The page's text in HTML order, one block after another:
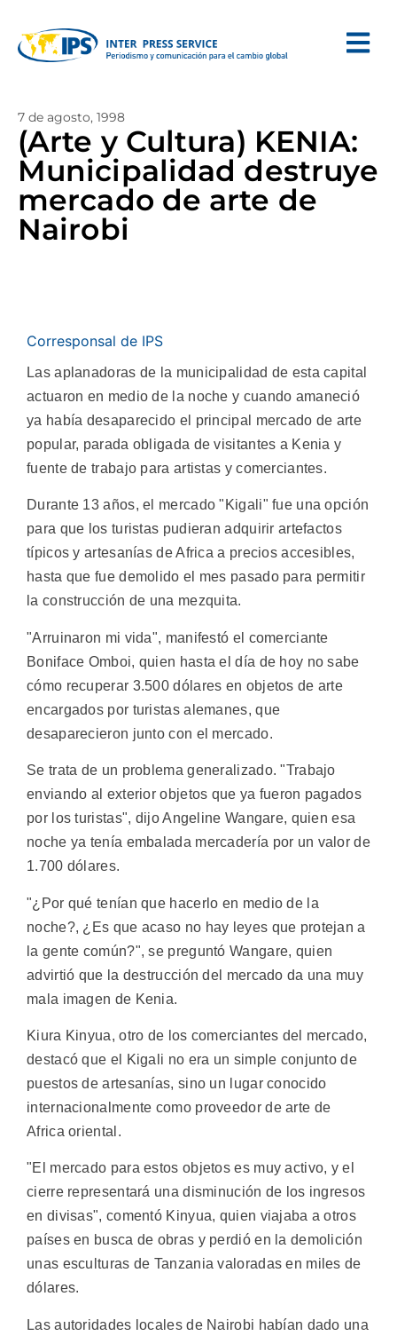
7 de agosto, 1998
(Arte y Cultura) KENIA:
Municipalidad destruye
mercado de arte de
Nairobi
Corresponsal de IPS
Las aplanadoras de la municipalidad de esta capital
actuaron en medio de la noche y cuando amaneció
ya había desaparecido el principal mercado de arte
popular, parada obligada de visitantes a Kenia y
fuente de trabajo para artistas y comerciantes.
Durante 13 años, el mercado "Kigali" fue una opción
para que los turistas pudieran adquirir artefactos
típicos y artesanías de Africa a precios accesibles,
hasta que fue demolido el mes pasado para permitir
la construcción de una mezquita.
"Arruinaron mi vida", manifestó el comerciante
Boniface Omboi, quien hasta el día de hoy no sabe
cómo recuperar 3.500 dólares en objetos de arte
encargados por turistas alemanes, que
desaparecieron junto con el mercado.
Se trata de un problema generalizado. "Trabajo
enviando al exterior objetos que ya fueron pagados
por los turistas", dijo Angeline Wangare, quien esa
noche ya tenía embalada mercadería por un valor de
1.700 dólares.
"¿Por qué tenían que hacerlo en medio de la
noche?, ¿Es que acaso no hay leyes que protejan a
la gente común?", se preguntó Wangare, quien
advirtió que la destrucción del mercado da una muy
mala imagen de Kenia.
Kiura Kinyua, otro de los comerciantes del mercado,
destacó que el Kigali no era un simple conjunto de
puestos de artesanías, sino un lugar conocido
internacionalmente como proveedor de arte de
Africa oriental.
"El mercado para estos objetos es muy activo, y el
cierre representará una disminución de los ingresos
en divisas", comentó Kinyua, quien viajaba a otros
países en busca de obras y perdió en la demolición
unas esculturas de Tanzania valoradas en miles de
dólares.
Las autoridades locales de Nairobi habían dado una